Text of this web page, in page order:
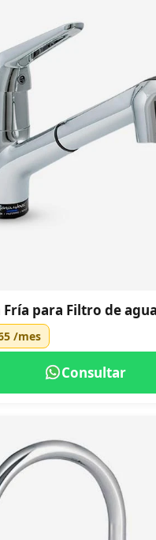
Fría para Filtro de
/mes
Consultar